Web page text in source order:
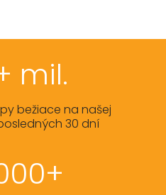
mil.
bežiace na našej
30 dní